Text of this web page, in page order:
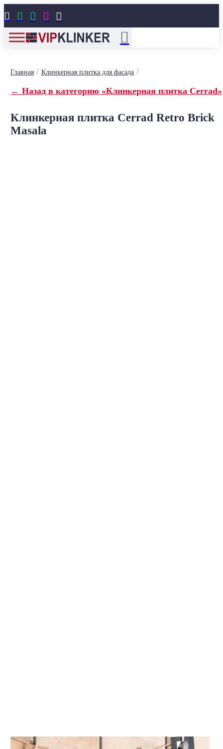
    
Главная/ Клинкерная плитка для фасада/
← Назад в категорию «Клинкерная плитка Cerrad»
Клинкерная плитка Cerrad Retro Brick
Masala